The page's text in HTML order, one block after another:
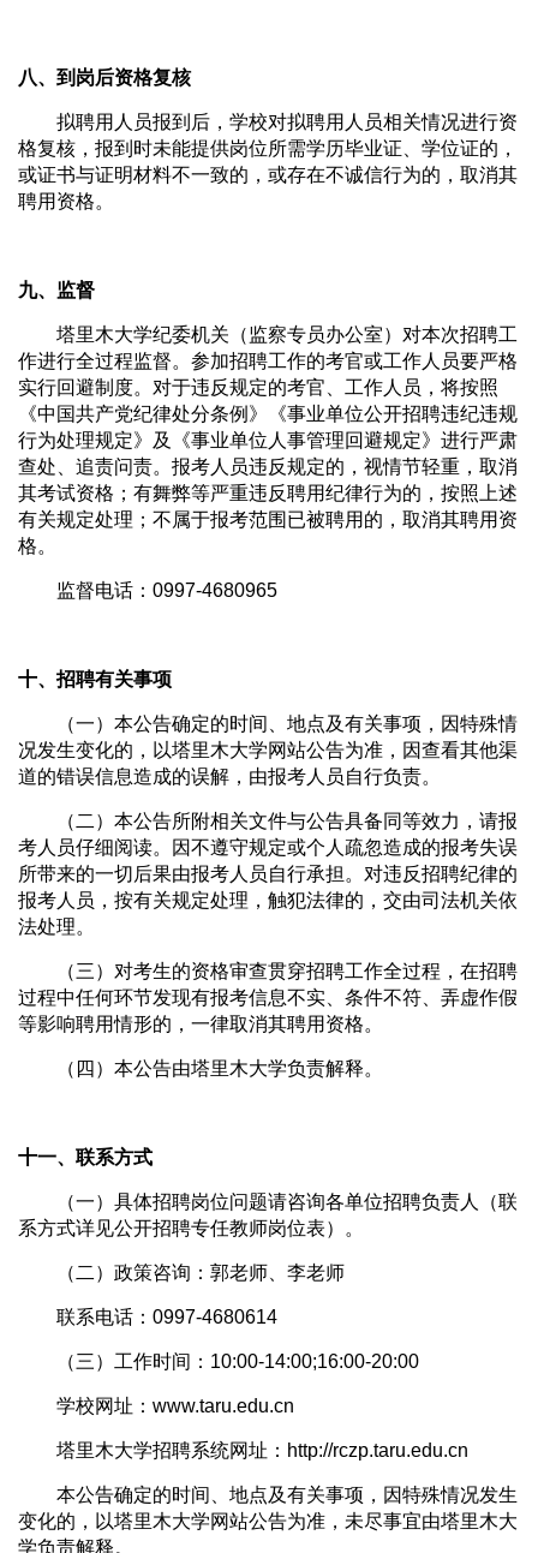
八、到岗后资格复核
拟聘用人员报到后，学校对拟聘用人员相关情况进行资
格复核，报到时未能提供岗位所需学历毕业证、学位证的，
或证书与证明材料不一致的，或存在不诚信行为的，取消其
聘用资格。
九、监督
塔里木大学纪委机关（监察专员办公室）对本次招聘工
作进行全过程监督。参加招聘工作的考官或工作人员要严格
实行回避制度。对于违反规定的考官、工作人员，将按照
《中国共产党纪律处分条例》《事业单位公开招聘违纪违规
行为处理规定》及《事业单位人事管理回避规定》进行严肃
查处、追责问责。报考人员违反规定的，视情节轻重，取消
其考试资格；有舞弊等严重违反聘用纪律行为的，按照上述
有关规定处理；不属于报考范围已被聘用的，取消其聘用资
格。
监督电话：0997-4680965
十、招聘有关事项
（一）本公告确定的时间、地点及有关事项，因特殊情
况发生变化的，以塔里木大学网站公告为准，因查看其他渠
道的错误信息造成的误解，由报考人员自行负责。
（二）本公告所附相关文件与公告具备同等效力，请报
考人员仔细阅读。因不遵守规定或个人疏忽造成的报考失误
所带来的一切后果由报考人员自行承担。对违反招聘纪律的
报考人员，按有关规定处理，触犯法律的，交由司法机关依
法处理。
（三）对考生的资格审查贯穿招聘工作全过程，在招聘
过程中任何环节发现有报考信息不实、条件不符、弄虚作假
等影响聘用情形的，一律取消其聘用资格。
（四）本公告由塔里木大学负责解释。
十一、联系方式
（一）具体招聘岗位问题请咨询各单位招聘负责人（联
系方式详见公开招聘专任教师岗位表）。
（二）政策咨询：郭老师、李老师
联系电话：0997-4680614
（三）工作时间：10:00-14:00;16:00-20:00
学校网址：www.taru.edu.cn
塔里木大学招聘系统网址：http://rczp.taru.edu.cn
本公告确定的时间、地点及有关事项，因特殊情况发生
变化的，以塔里木大学网站公告为准，未尽事宜由塔里木大
学负责解释。